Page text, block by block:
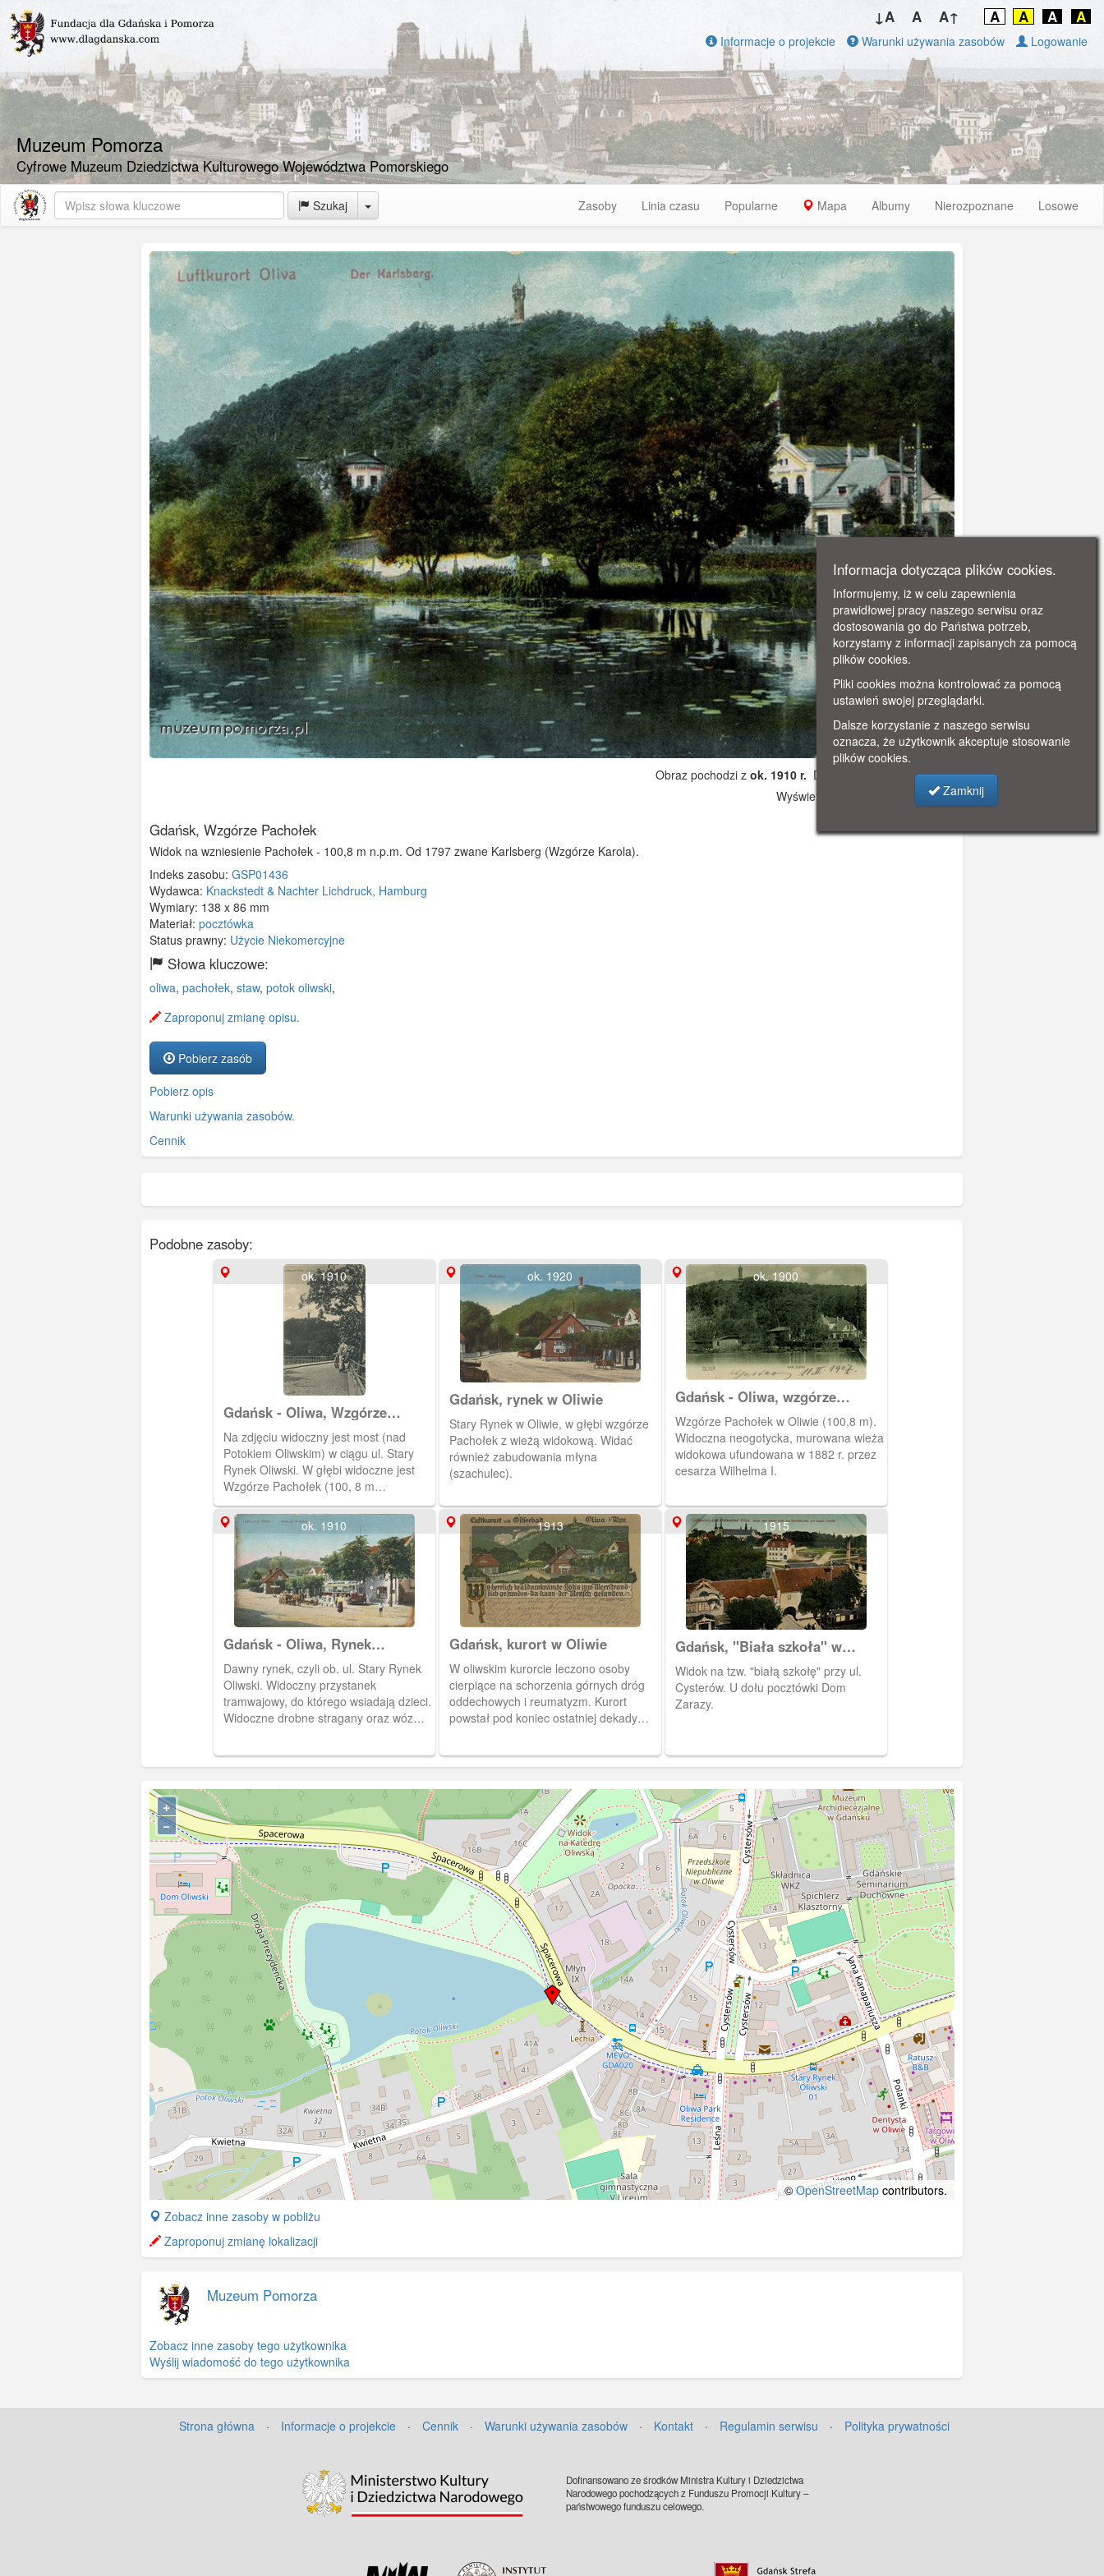
Muzeum Pomorza
Cyfrowe Muzeum Dziedzictwa Kulturowego Województwa Pomorskiego
↓A A A↑ A A A A
Informacje o projekcie Warunki używania zasobów Logowanie
Szukaj Toggle Dropdown Zasoby Linia czasu Popularne Mapa Albumy Nierozpoznane Losowe
Obraz pochodzi z ok. 1910 r. Dodano: 2019-11-01 11:14
Wyświetlono: 2530
Gdańsk, Wzgórze Pachołek
Widok na wzniesienie Pachołek - 100,8 m n.p.m. Od 1797 zwane Karlsberg (Wzgórze Karola).
Indeks zasobu: GSP01436
Wydawca: Knackstedt & Nachter Lichdruck, Hamburg
Wymiary: 138 x 86 mm
Materiał: pocztówka
Status prawny: Użycie Niekomercyjne
Słowa kluczowe:
oliwa, pachołek, staw, potok oliwski,
Zaproponuj zmianę opisu.
Pobierz zasób
Pobierz opis
Warunki używania zasobów.
Cennik
Podobne zasoby:
ok. 1910
Gdańsk - Oliwa, Wzgórze
Pachołek
Na zdjęciu widoczny jest most (nad
Potokiem Oliwskim) w ciągu ul. Stary
Rynek Oliwski. W głębi widoczne jest
Wzgórze Pachołek (100, 8 m
wysokości) z charakterystyczną
murowaną, neogotycką wieżą widokową
ufundowaną przez cesarza Wilhelma I
w 1882 r. Pocztówka w obiegu od 23
VIII 1911 r.
ok. 1920
Gdańsk, rynek w Oliwie
Stary Rynek w Oliwie, w głębi wzgórze
Pachołek z wieżą widokową. Widać
również zabudowania młyna
(szachulec).
ok. 1900
Gdańsk - Oliwa, wzgórze
Pachołek (Karlsberg)
Wzgórze Pachołek w Oliwie (100,8 m).
Widoczna neogotycka, murowana wieża
widokowa ufundowana w 1882 r. przez
cesarza Wilhelma I.
ok. 1910
Gdańsk - Oliwa, Rynek
(Markplatz)
Dawny rynek, czyli ob. ul. Stary Rynek
Oliwski. Widoczny przystanek
tramwajowy, do którego wsiadają dzieci.
Widoczne drobne stragany oraz wóz
m.) z murowaną, neogotycką wieżą
cesarza Wilhelma I. Pocztówka w
obiegu od 16 VI 1919 r.
1913
Gdańsk, kurort w Oliwie
W oliwskim kurorcie leczono osoby
cierpiące na schorzenia górnych dróg
oddechowych i reumatyzm. Kurort
powstał pod koniec ostatniej dekady
1915
Gdańsk, "Biała szkoła" w
Oliwie
Widok na tzw. "białą szkołę" przy ul.
Cysterów. U dołu pocztówki Dom
Zarazy.
+
−
©OpenStreetMap contributors.
+
−
Zobacz inne zasoby w pobliżu
Zaproponuj zmianę lokalizacji
Muzeum Pomorza
Zobacz inne zasoby tego użytkownika
Wyślij wiadomość do tego użytkownika
Strona główna · Informacje o projekcie · Cennik · Warunki używania zasobów · Kontakt · Regulamin serwisu · Polityka prywatności
Dofinansowano ze środków Ministra Kultury i Dziedzictwa
Narodowego pochodzących z Funduszu Promocji Kultury –
państwowego funduszu celowego.
Informacja dotycząca plików cookies.
Informujemy, iż w celu zapewnienia
prawidłowej pracy naszego serwisu oraz
dostosowania go do Państwa potrzeb,
korzystamy z informacji zapisanych za pomocą
plików cookies.
Pliki cookies można kontrolować za pomocą
ustawień swojej przeglądarki.
Dalsze korzystanie z naszego serwisu
oznacza, że użytkownik akceptuje stosowanie
plików cookies.
Zamknij